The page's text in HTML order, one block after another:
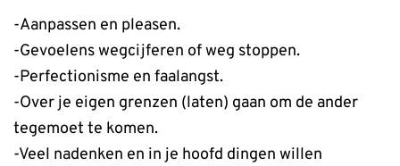
-Aanpassen en pleasen.
-Gevoelens wegcijferen of weg stoppen.
-Perfectionisme en faalangst.
-Over je eigen grenzen (laten) gaan om de ander
tegemoet te komen.
-Veel nadenken en in je hoofd dingen willen